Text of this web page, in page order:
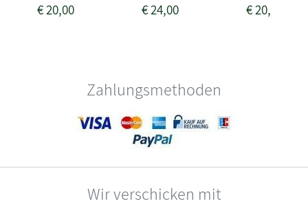
€20,00 €24,00 €20,00
Zahlungsmethoden
Wir verschicken mit